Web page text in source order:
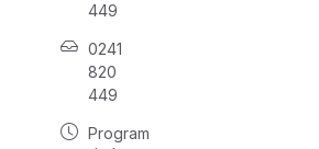
449
0241
820
449
Program